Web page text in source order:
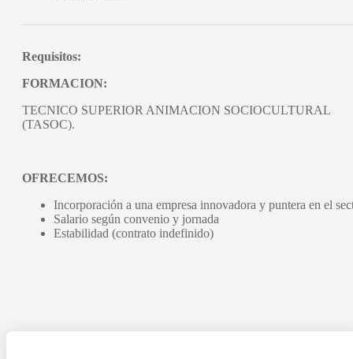
Requisitos:
FORMACION:
TECNICO SUPERIOR ANIMACION SOCIOCULTURAL
(TASOC).
OFRECEMOS:
Incorporación a una empresa innovadora y puntera en el
Salario según convenio y jornada
Estabilidad (contrato indefinido)